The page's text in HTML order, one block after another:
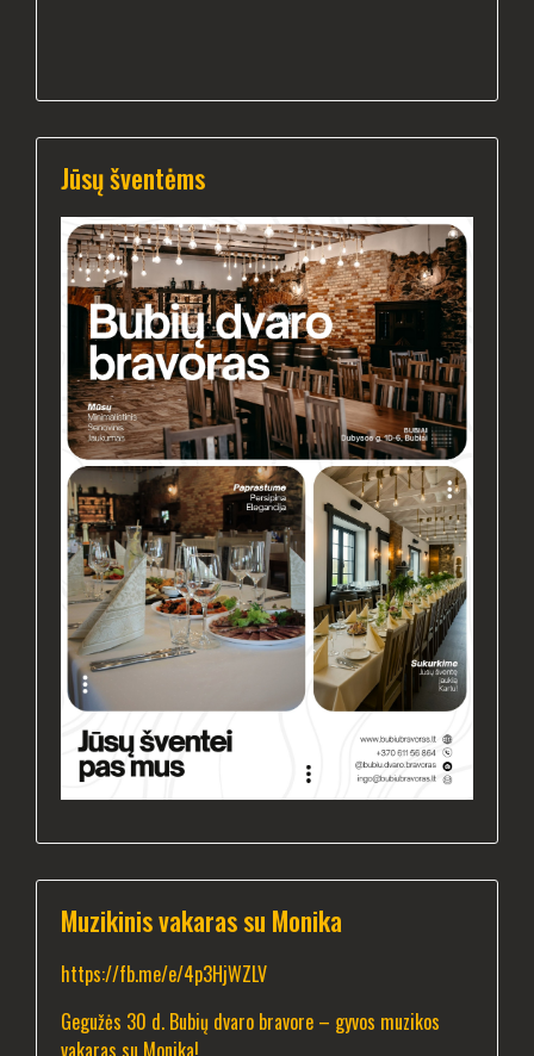
Jūsų šventėms
Muzikinis vakaras su Monika
https://fb.me/e/4p3HjWZLV
Gegužės 30 d. Bubių dvaro bravore – gyvos muzikos
vakaras su Monika!